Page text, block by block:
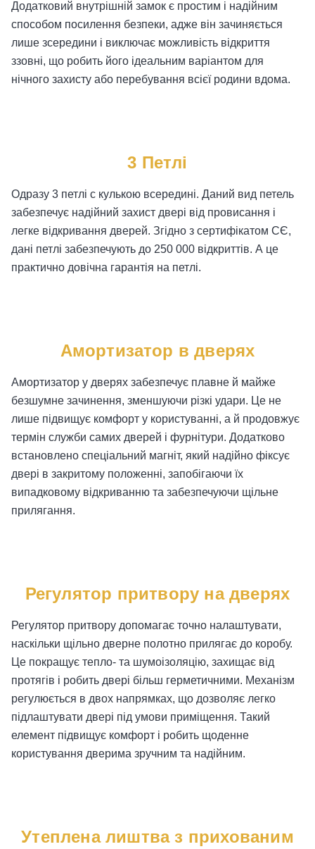
Додатковий внутрішній замок є простим і надійним
способом посилення безпеки, адже він зачиняється
лише зсередини і виключає можливість відкриття
ззовні, що робить його ідеальним варіантом для
нічного захисту або перебування всієї родини вдома.
3 Петлі
Одразу 3 петлі c кулькою всередині. Даний вид петель
забезпечує надійний захист двері від провисання і
легке відкривання дверей. Згідно з сертифікатом СЄ,
дані петлі забезпечують до 250 000 відкриттів. А це
практично довічна гарантія на петлі.
Амортизатор в дверях
Амортизатор у дверях забезпечує плавне й майже
безшумне зачинення, зменшуючи різкі удари. Це не
лише підвищує комфорт у користуванні, а й продовжує
термін служби самих дверей і фурнітури. Додатково
встановлено спеціальний магніт, який надійно фіксує
двері в закритому положенні, запобігаючи їх
випадковому відкриванню та забезпечуючи щільне
прилягання.
Регулятор притвору на дверях
Регулятор притвору допомагає точно налаштувати,
наскільки щільно дверне полотно прилягає до коробу.
Це покращує тепло- та шумоізоляцію, захищає від
протягів і робить двері більш герметичними. Механізм
регулюється в двох напрямках, що дозволяє легко
підлаштувати двері під умови приміщення. Такий
елемент підвищує комфорт і робить щоденне
користування дверима зручним та надійним.
Утеплена лиштва з прихованим